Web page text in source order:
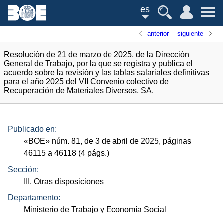
es
anterior siguiente
Resolución de 21 de marzo de 2025, de la Dirección
General de Trabajo, por la que se registra y publica el
acuerdo sobre la revisión y las tablas salariales definitivas
para el año 2025 del VII Convenio colectivo de
Recuperación de Materiales Diversos, SA.
Publicado en:
«BOE» núm. 81, de 3 de abril de 2025, páginas
46115 a 46118 (4 págs.)
Sección:
III. Otras disposiciones
Departamento:
Ministerio de Trabajo y Economía Social